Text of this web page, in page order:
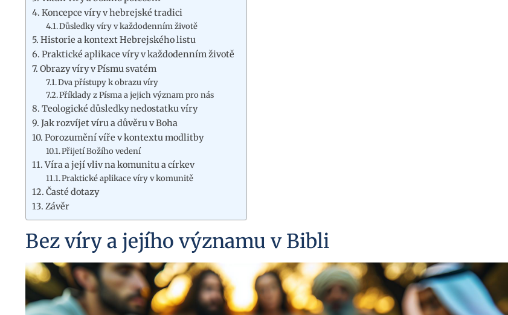
Koncepce víry v hebrejské tradici
Důsledky víry v každodenním životě
Historie a kontext Hebrejského listu
Praktické aplikace víry v každodenním životě
Obrazy víry v Písmu svatém
Dva přístupy k obrazu víry
Příklady z Písma a jejich význam pro nás
Teologické důsledky nedostatku víry
Jak rozvíjet víru a důvěru v Boha
Porozumění víře v kontextu modlitby
Přijetí Božího vedení
Víra a její vliv na komunitu a církev
Praktické aplikace víry v komunitě
Časté dotazy
Závěr
Bez víry a jejího významu v Bibli